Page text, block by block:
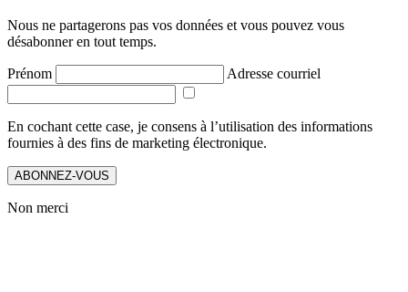
Nous ne partagerons pas vos données et vous pouvez vous
désabonner en tout temps.
Prénom Adresse courriel
En cochant cette case, je consens à l’utilisation des informations
fournies à des fins de marketing électronique.
ABONNEZ-VOUS
Non merci